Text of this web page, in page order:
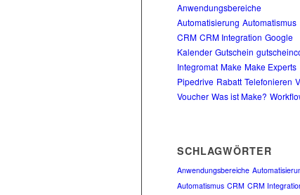
Anwendungsbereiche
Automatisierung Automatismus
CRM CRM Integration Google
Kalender Gutschein
Integromat Make Make Experts
Pipedrive Rabatt Telefonieren
Voucher Was ist Make?
SCHLAGWÖRTER
Anwendungsbereiche
Automatismus CRM CRM